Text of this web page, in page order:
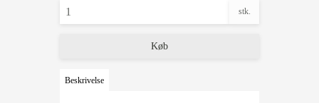
stk.
Køb
Beskrivelse